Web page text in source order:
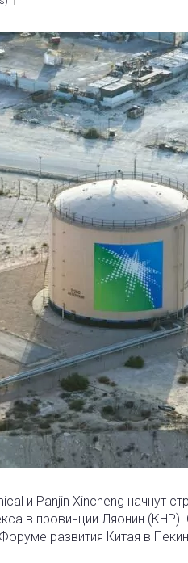
и Panjin Xincheng начнут
в провинции Ляонин (КНР).
развития Китая в